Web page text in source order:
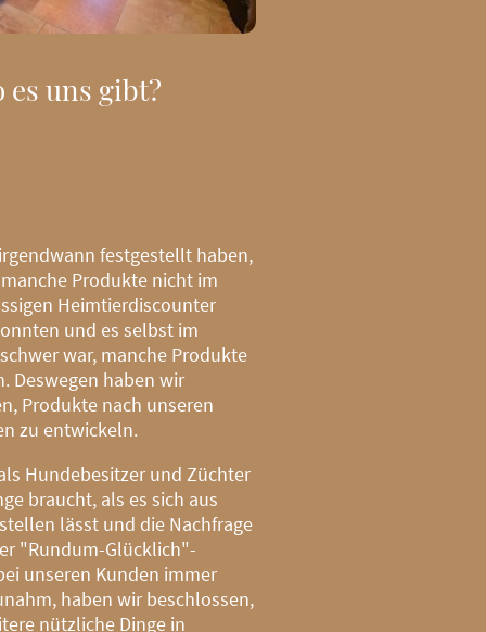
es uns gibt?
festgestellt haben,
Produkte nicht im
Heimtierdiscounter
und es selbst im
war, manche Produkte
Deswegen haben wir
Produkte nach unseren
zu entwickeln.
Hundebesitzer und Züchter
braucht, als es sich aus
lässt und die Nachfrage
"Rundum-Glücklich"-
unseren Kunden immer
haben wir beschlossen,
nützliche Dinge in